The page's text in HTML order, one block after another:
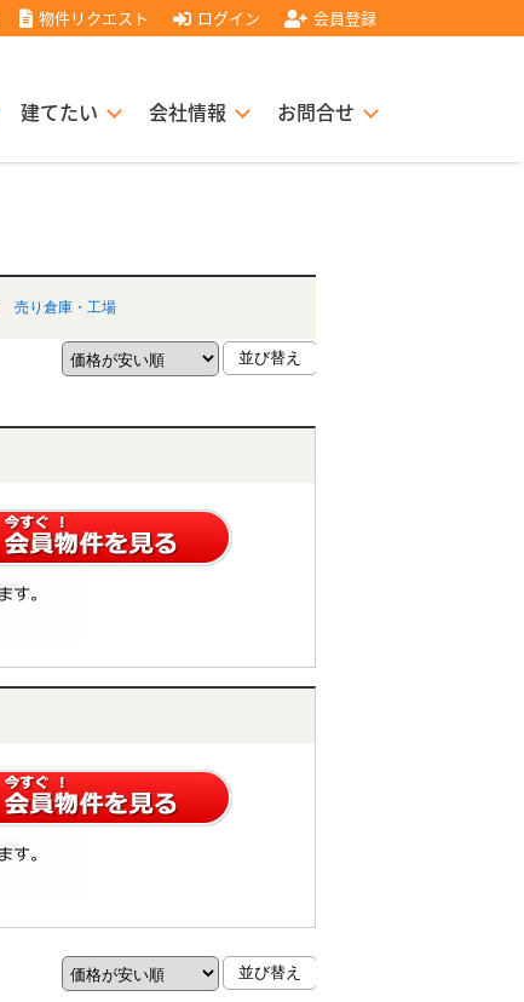
物件リクエスト ログイン 会員登録
建てたい 会社情報 お問合せ
売り倉庫・工場